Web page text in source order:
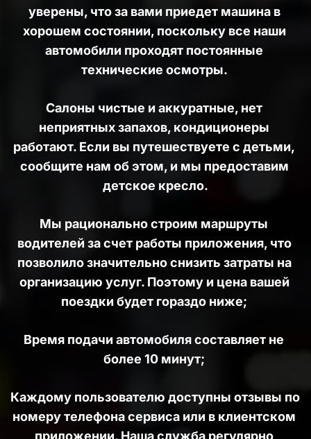
уверены, что за вами приедет машина в
хорошем состоянии, поскольку все наши
автомобили проходят постоянные
технические осмотры.
Салоны чистые и аккуратные, нет
неприятных запахов, кондиционеры
работают. Если вы путешествуете с детьми,
сообщите нам об этом, и мы предоставим
детское кресло.
Мы рационально строим маршруты
водителей за счет работы приложения, что
позволило значительно снизить затраты на
организацию услуг. Поэтому и цена вашей
поездки будет гораздо ниже;
Время подачи автомобиля составляет не
более 10 минут;
Каждому пользователю доступны отзывы по
номеру телефона сервиса или в клиентском
приложении. Наша служба регулярно